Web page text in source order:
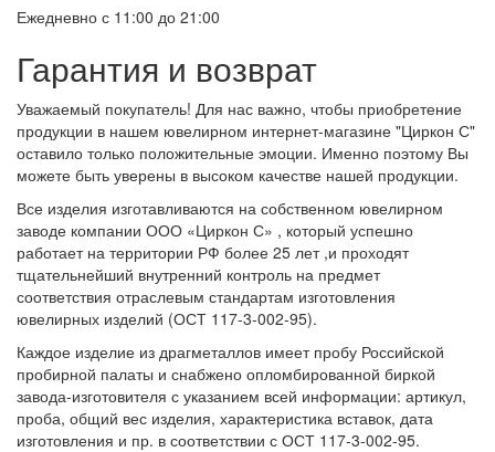
Ежедневно с 11:00 до 21:00
Гарантия и возврат
Уважаемый покупатель! Для нас важно, чтобы приобретение
продукции в нашем ювелирном интернет-магазине "Циркон С"
оставило только положительные эмоции. Именно поэтому Вы
можете быть уверены в высоком качестве нашей продукции.
Все изделия изготавливаются на собственном ювелирном
заводе компании ООО «Циркон С» , который успешно
работает на территории РФ более 25 лет ,и проходят
тщательнейший внутренний контроль на предмет
соответствия отраслевым стандартам изготовления
ювелирных изделий (ОСТ 117-3-002-95).
Каждое изделие из драгметаллов имеет пробу Российской
пробирной палаты и снабжено опломбированной биркой
завода-изготовителя с указанием всей информации: артикул,
проба, общий вес изделия, характеристика вставок, дата
изготовления и пр. в соответствии с ОСТ 117-3-002-95.